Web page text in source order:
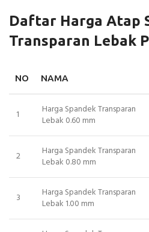
Daftar Harga Atap
Transparan Lebak
NO NAMA
1
Harga Spandek Transparan
Lebak 0.60 mm
2
Harga Spandek Transparan
Lebak 0.80 mm
3
Harga Spandek Transparan
Lebak 1.00 mm